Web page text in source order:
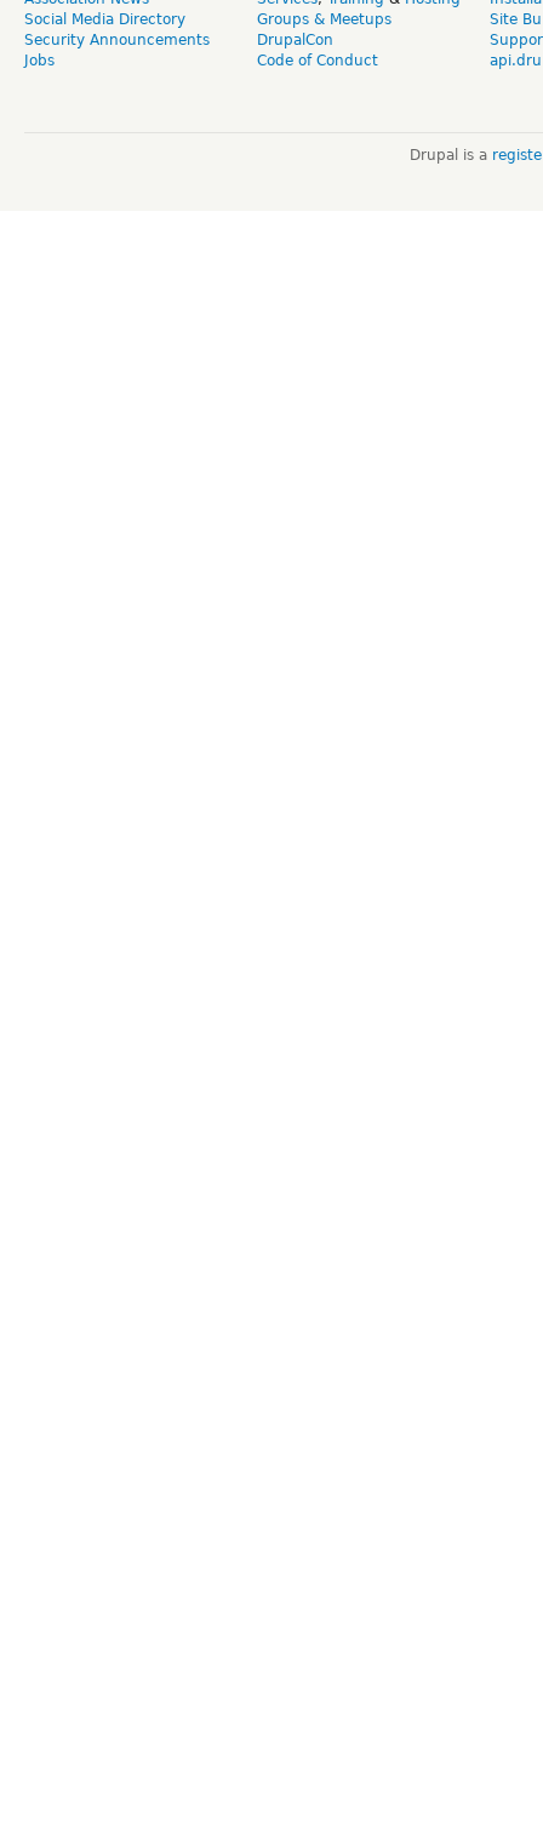
Social Media Directory
Security Announcements
Jobs
Groups & Meetups
DrupalCon
Code of Conduct
Site
Drupal is a